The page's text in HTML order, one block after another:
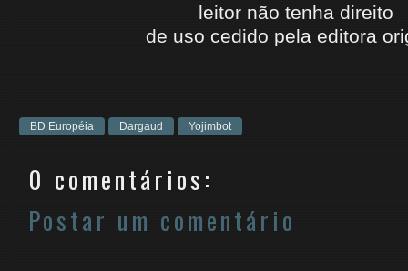
leitor não tenha direito
de uso cedido pela editora
BD Européia Dargaud Yojimbot
0 comentários:
Postar um comentário